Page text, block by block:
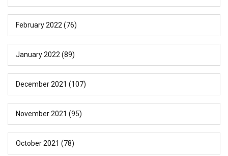
February 2022 (76)
January 2022 (89)
December 2021 (107)
November 2021 (95)
October 2021 (78)